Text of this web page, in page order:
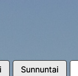
Sunnuntai